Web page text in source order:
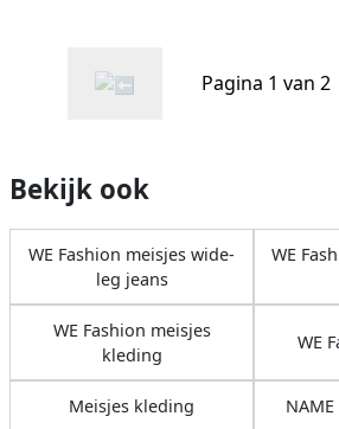
Pagina 1 van 2
Bekijk ook
WE Fashion meisjes wide-
leg jeans
WE
WE Fashion meisjes
kleding
WE
Meisjes kleding